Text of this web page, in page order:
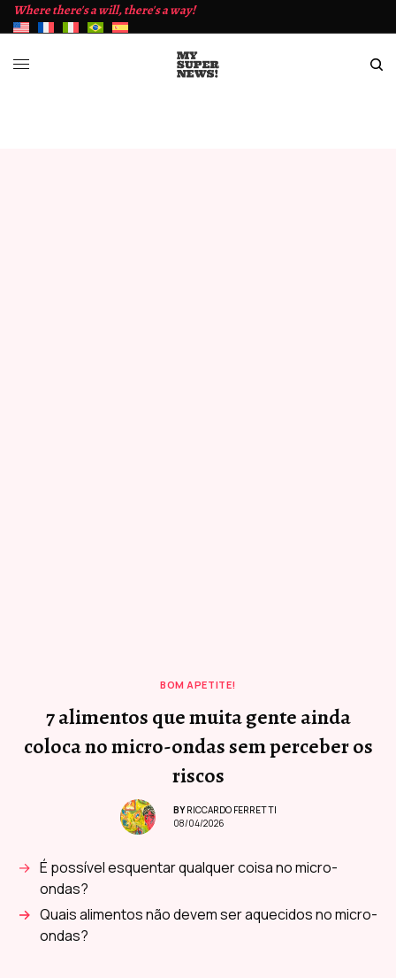
Where there's a will, there's a way!
BOM APETITE!
7 alimentos que muita gente ainda
coloca no micro-ondas sem perceber os
riscos
BY RICCARDO FERRETTI
08/04/2026
É possível esquentar qualquer coisa no micro-
ondas?
Quais alimentos não devem ser aquecidos no micro-
ondas?